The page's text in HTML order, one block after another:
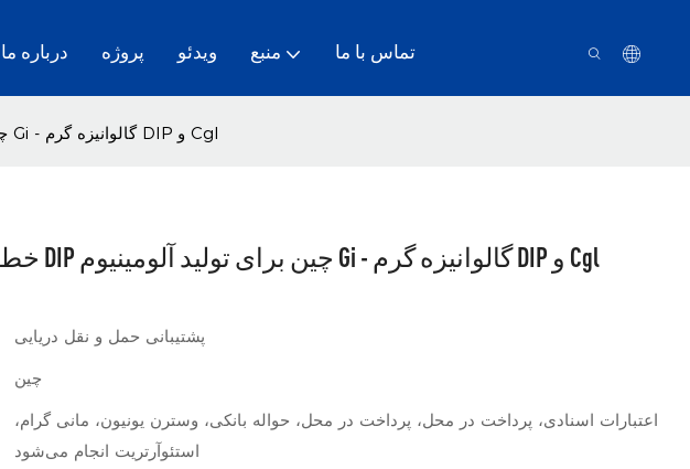
درباره ما پروژه ویدئو منبع تماس با ما
خط گالوانیزه گرم DIP چین برای تولید آلومینیوم Gi - گالوانیزه گرم DIP و Cgl
خط گالوانیزه گرم DIP چین برای تولید آلومینیوم Gi - گالوانیزه گرم DIP و Cgl
پشتیبانی حمل و نقل دریایی
چین
اعتبارات اسنادی، پرداخت در محل، پرداخت در محل، حواله بانکی، وسترن یونیون، مانی گرام،
استئوآرتریت انجام می‌شود